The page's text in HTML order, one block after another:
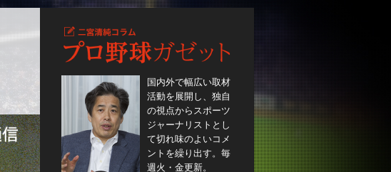
国内外で幅広い取材
活動を展開し、独自
の視点からスポーツ
ジャーナリストとし
て切れ味のよいコメ
ントを繰り出す。毎
週火・金更新。